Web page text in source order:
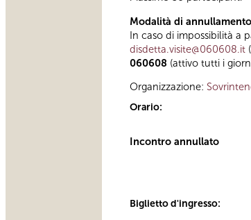
Modalità di
In caso di impossibilità a
disdetta.visite@060608.it
060608 (attivo tutti i
Organizzazione:
Orario:
Incontro annullato
Biglietto d'ingresso: